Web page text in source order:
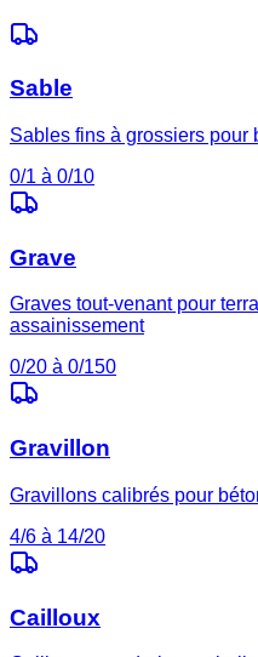
Sable
Sables fins à grossiers pour
0/1 à 0/10
Grave
Graves tout-venant pour
assainissement
0/20 à 0/150
Gravillon
Gravillons calibrés pour
4/6 à 14/20
Cailloux